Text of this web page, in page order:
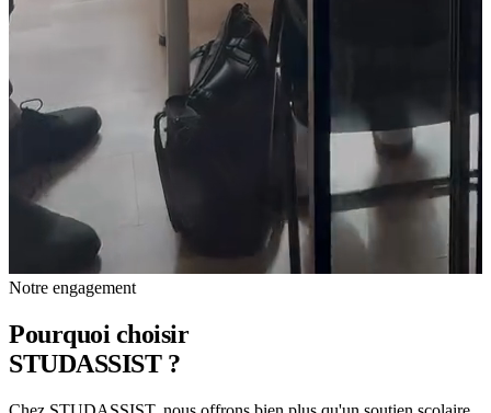
Notre engagement
Pourquoi choisir
STUDASSIST ?
Chez STUDASSIST
stratégique et personnalisée, en plaçant l'excellence académique,
l'orientation et la réussite au cœur de notre engagement.